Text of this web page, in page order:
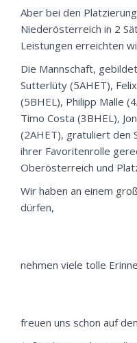
Aber bei den
Niederösterreich in 2
Leistungen erreichten
Die Mannschaft,
Sutterlüty (5AHET),
(5BHEL), Philipp Malle
Timo Costa (3BHEL),
(2AHET), gratuliert den
ihrer Favoritenrolle
Oberösterreich und
Wir haben an einem
dürfen,
nehmen viele tolle
freuen uns schon auf